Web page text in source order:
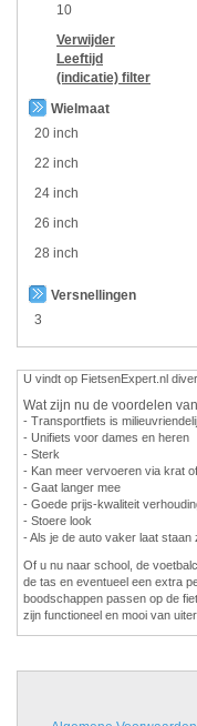
10
Verwijder
Leeftijd
(indicatie) filter
Wielmaat
20 inch
22 inch
24 inch
26 inch
28 inch
Versnellingen
3
U vindt op FietsenExpert.nl
Wat zijn nu de voordelen
- Transportfiets is
- Unifiets voor dames en heren
- Sterk
- Kan meer vervoeren via krat
- Gaat langer mee
- Goede prijs-kwaliteit
- Stoere look
- Als je de auto vaker laat
Of u nu naar school, de
de tas en eventueel een extra
boodschappen passen op de
zijn functioneel en mooi van